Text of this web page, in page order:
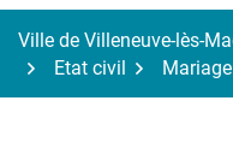
Ville de Villeneuve-lès-
Etat civil
Mariage